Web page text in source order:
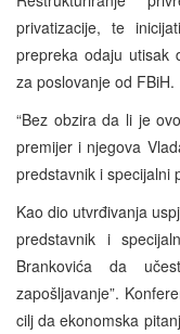
privatizacije, te
prepreka odaju utisak
za poslovanje od FBiH.
“Bez obzira da li je
premijer i njegova
predstavnik i specijalni
Kao dio utvrđivanja
predstavnik i
Brankovića da
zapošljavanje”.
cilj da ekonomska